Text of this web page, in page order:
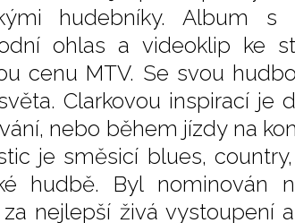
hudebníky. Album s
ohlas a videoklip ke
cenu MTV. Se svou
Clarkovou inspirací je
nebo během jízdy na
je směsicí blues,
hudbě. Byl nominován
za nejlepší živá vystoupení